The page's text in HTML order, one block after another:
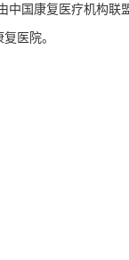
中国康复医疗机构联
医院。